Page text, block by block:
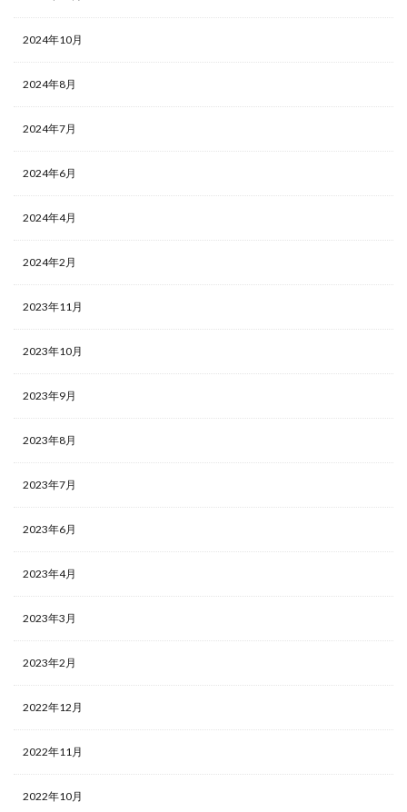
2024年10月
2024年8月
2024年7月
2024年6月
2024年4月
2024年2月
2023年11月
2023年10月
2023年9月
2023年8月
2023年7月
2023年6月
2023年4月
2023年3月
2023年2月
2022年12月
2022年11月
2022年10月